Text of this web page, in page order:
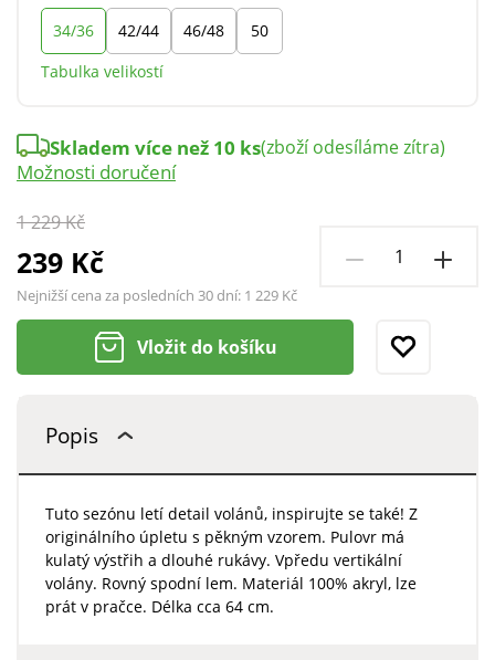
34/36 42/44 46/48
50
Tabulka velikostí
1 229 Kč
239 Kč
Nejnižší cena za posledních 30 dní: 1 229 Kč
Skladem více než 10 ks(zboží odesíláme zítra)
Možnosti doručení
Vložit do košíku
Popis
Tuto sezónu letí detail volánů, inspirujte se také! Z
originálního úpletu s pěkným vzorem. Pulovr má
kulatý výstřih a dlouhé rukávy. Vpředu vertikální
volány. Rovný spodní lem. Materiál 100% akryl, lze
prát v pračce. Délka cca 64 cm.